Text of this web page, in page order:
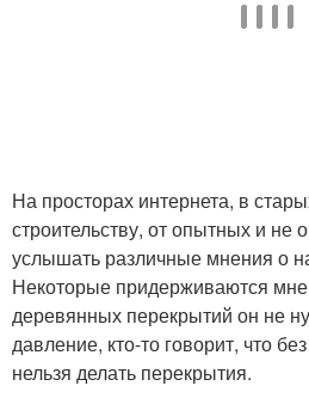
На просторах интернета, в
строительству, от опытных и не
услышать различные мнения о
Некоторые придерживаются
деревянных перекрытий он не
давление, кто-то говорит, что
нельзя делать перекрытия.